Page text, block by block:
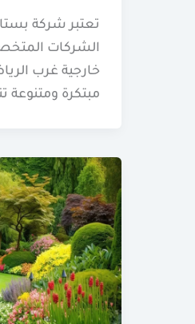
تعتبر شركة
الشركات
خارجية غرب
مبتكرة ومتنوعة